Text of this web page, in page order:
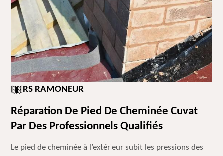
RS RAMONEUR
Réparation De Pied De Cheminée Cuvat
Par Des Professionnels Qualifiés
Le pied de cheminée à l’extérieur subit les pressions des